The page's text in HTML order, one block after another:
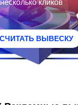
кликов
ВЫВЕСКУ